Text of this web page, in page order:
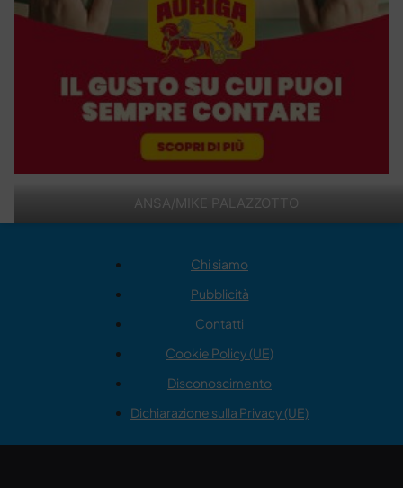
ANSA/MIKE PALAZZOTTO
Chi siamo
Pubblicità
Contatti
Cookie Policy (UE)
Disconoscimento
Dichiarazione sulla Privacy (UE)